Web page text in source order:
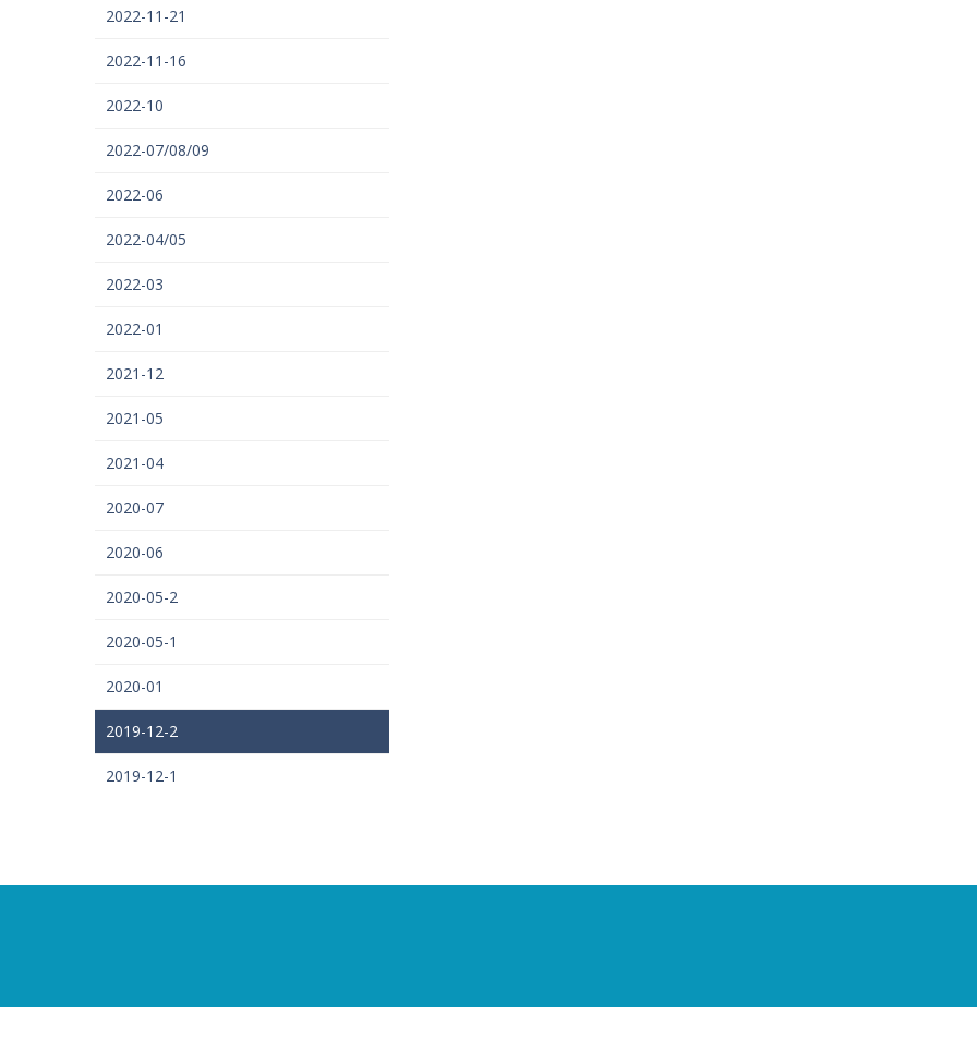
2022-11-21
2022-11-16
2022-10
2022-07/08/09
2022-06
2022-04/05
2022-03
2022-01
2021-12
2021-05
2021-04
2020-07
2020-06
2020-05-2
2020-05-1
2020-01
2019-12-2
2019-12-1